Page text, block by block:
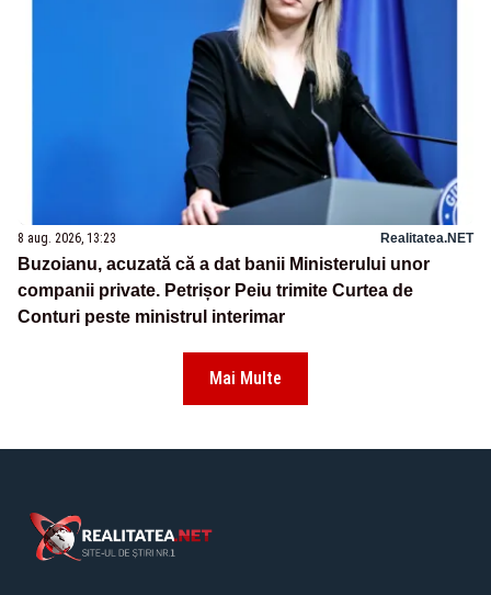
8 aug. 2026, 13:23 Realitatea.NET
Buzoianu, acuzată că a dat banii Ministerului unor
companii private. Petrișor Peiu trimite Curtea de
Conturi peste ministrul interimar
Mai Multe